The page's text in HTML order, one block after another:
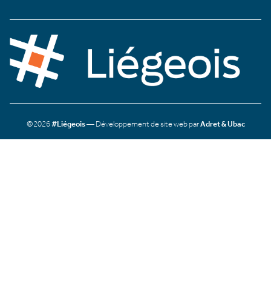
©2026#Liégeois— Développement de site web parAdret & Ubac